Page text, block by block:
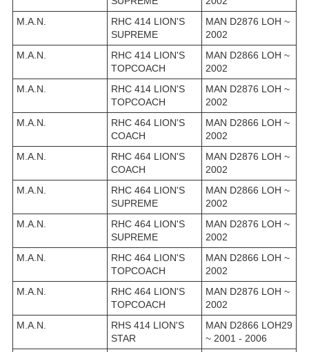
M.A.N.
RHC 414 LION'S
SUPREME
MAN D2876 LOH ~
2002
M.A.N.
RHC 414 LION'S
TOPCOACH
MAN D2866 LOH ~
2002
M.A.N.
RHC 414 LION'S
TOPCOACH
MAN D2876 LOH ~
2002
M.A.N.
RHC 464 LION'S
COACH
MAN D2866 LOH ~
2002
M.A.N.
RHC 464 LION'S
COACH
MAN D2876 LOH ~
2002
M.A.N.
RHC 464 LION'S
SUPREME
MAN D2866 LOH ~
2002
M.A.N.
RHC 464 LION'S
SUPREME
MAN D2876 LOH ~
2002
M.A.N.
RHC 464 LION'S
TOPCOACH
MAN D2866 LOH ~
2002
M.A.N.
RHC 464 LION'S
TOPCOACH
MAN D2876 LOH ~
2002
M.A.N.
RHS 414 LION'S
STAR
MAN D2866 LOH29
~ 2001 - 2006